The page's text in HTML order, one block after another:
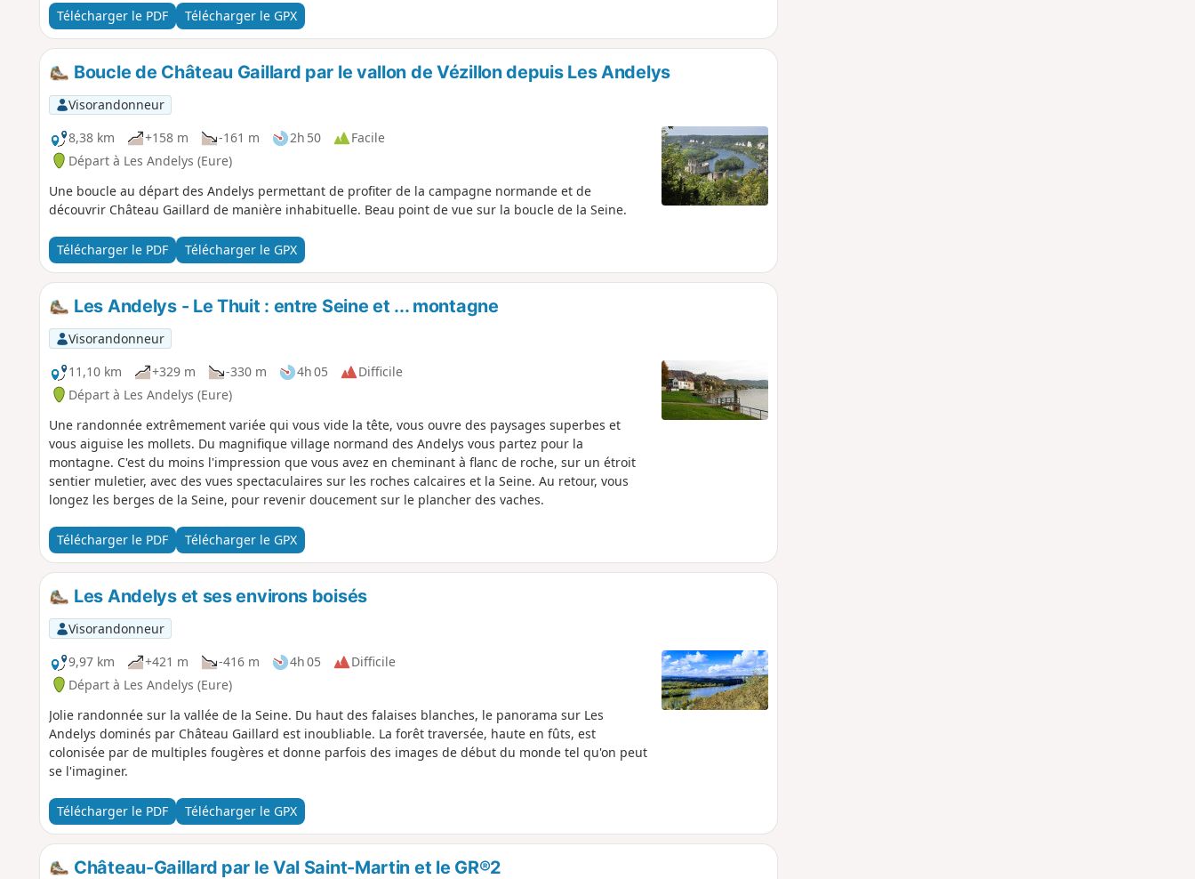
Télécharger le PDF Télécharger le GPX
Boucle de Château Gaillard par le vallon de Vézillon depuis Les Andelys
Visorandonneur
8,38 km
+158 m -161 m 2h 50
Facile
Départ à Les Andelys (Eure)
Une boucle au départ des Andelys permettant de profiter de la campagne normande et de
découvrir Château Gaillard de manière inhabituelle. Beau point de vue sur la boucle de la Seine.
Télécharger le PDF Télécharger le GPX
Les Andelys - Le Thuit : entre Seine et ... montagne
Visorandonneur
11,10 km
+329 m -330 m 4h 05
Difficile
Départ à Les Andelys (Eure)
Une randonnée extrêmement variée qui vous vide la tête, vous ouvre des paysages superbes et
vous aiguise les mollets. Du magnifique village normand des Andelys vous partez pour la
montagne. C'est du moins l'impression que vous avez en cheminant à flanc de roche, sur un étroit
sentier muletier, avec des vues spectaculaires sur les roches calcaires et la Seine. Au retour, vous
longez les berges de la Seine, pour revenir doucement sur le plancher des vaches.
Télécharger le PDF Télécharger le GPX
Les Andelys et ses environs boisés
Visorandonneur
9,97 km
+421 m -416 m 4h 05
Difficile
Départ à Les Andelys (Eure)
Jolie randonnée sur la vallée de la Seine. Du haut des falaises blanches, le panorama sur Les
Andelys dominés par Château Gaillard est inoubliable. La forêt traversée, haute en fûts, est
colonisée par de multiples fougères et donne parfois des images de début du monde tel qu'on peut
se l'imaginer.
Télécharger le PDF Télécharger le GPX
Château-Gaillard par le Val Saint-Martin et le GR®2